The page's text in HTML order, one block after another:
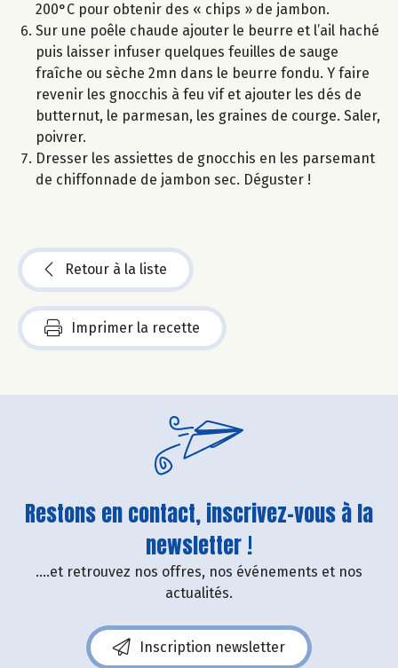
200°C pour obtenir des « chips » de jambon.
Sur une poêle chaude ajouter le beurre et l’ail haché
puis laisser infuser quelques feuilles de sauge
fraîche ou sèche 2mn dans le beurre fondu. Y faire
revenir les gnocchis à feu vif et ajouter les dés de
butternut, le parmesan, les graines de courge. Saler,
poivrer.
Dresser les assiettes de gnocchis en les parsemant
de chiffonnade de jambon sec. Déguster !
Retour à la liste
Imprimer la recette
Restons en contact, inscrivez-vous à la
newsletter !
....et retrouvez nos offres, nos événements et nos
actualités.
Inscription newsletter